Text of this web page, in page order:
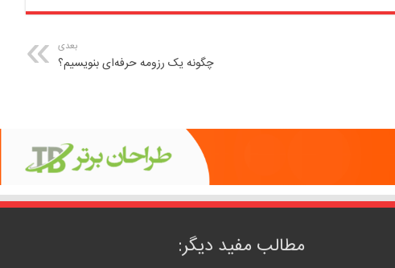
بعدی
چگونه یک رزومه حرفه‌ای بنویسیم؟
مطالب مفید دیگر: